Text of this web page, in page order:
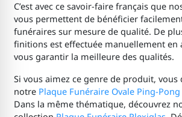
C’est avec ce savoir-faire français que
vous permettent de bénéficier
funéraires sur mesure de qualité. De
finitions est effectuée manuellement en
vous garantir la meilleure des qualités.
Si vous aimez ce genre de produit, vous
notre Plaque Funéraire Ovale Ping-Pong
Dans la même thématique, découvrez